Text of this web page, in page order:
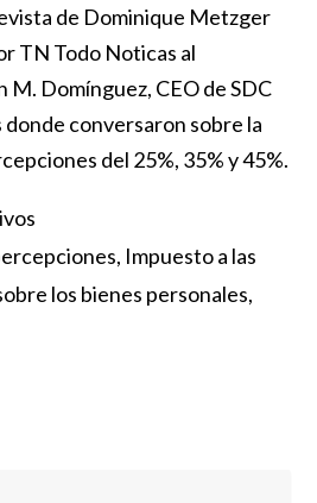
de Dominique Metzger
TN Todo Noticas al
Domínguez, CEO de SDC
conversaron sobre la
del 25%, 35% y 45%.
, Impuesto a las
los bienes personales,